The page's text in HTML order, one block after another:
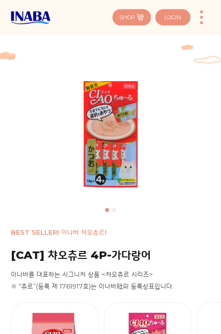
SHOP LOGIN
BEST SELLER! 이나바 챠오츄르!
[CAT] 챠오츄르 4P-가다랑어
이나바를 대표하는 시그니처 상품 <챠오츄르 시리즈>
※ “츄르”(등록 제 1761917호)는 이나바社의 등록상표입니다.